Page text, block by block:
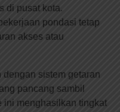
di pusat kota.
pondasi tetap
akses atau
sistem getaran
pancang sambil
ini menghasilkan tingkat